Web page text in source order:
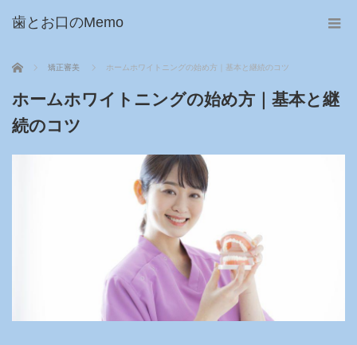
歯とお口のMemo
ホーム 矯正審美 ホームホワイトニングの始め方｜基本と継続のコツ
ホームホワイトニングの始め方｜基本と継
続のコツ